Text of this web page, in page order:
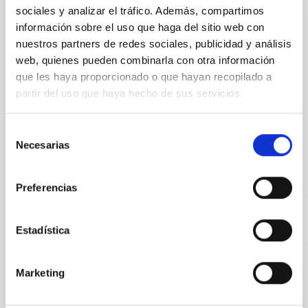
sociales y analizar el tráfico. Además, compartimos
información sobre el uso que haga del sitio web con
nuestros partners de redes sociales, publicidad y análisis
web, quienes pueden combinarla con otra información
que les haya proporcionado o que hayan recopilado a
partir del uso que haya hecho de sus servicios.
Necesarias
Preferencias
Estadística
Marketing
REVISTA
PARALAJES El Infrarrojo
La mayor parte de la energía que emite el Universo
es infrarroja y, por lo tanto, no podemos verla si no es
con instrumentos especiales para ello. El IAC ha sido
consciente de esto desde sus inicios
Fecha
El impacto económico y social de la